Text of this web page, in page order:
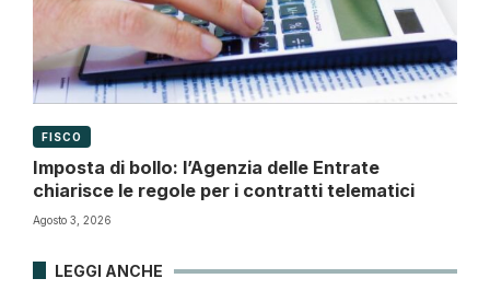
FISCO
Imposta di bollo: l’Agenzia delle Entrate
chiarisce le regole per i contratti telematici
Agosto 3, 2026
LEGGI ANCHE